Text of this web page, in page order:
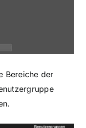
Bereiche der